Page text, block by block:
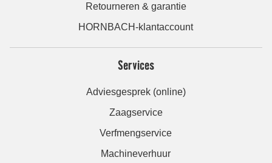
Retourneren & garantie
HORNBACH-klantaccount
Services
Adviesgesprek (online)
Zaagservice
Verfmengservice
Machineverhuur